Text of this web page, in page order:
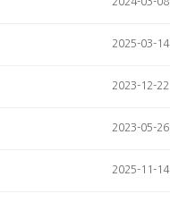
2025-03-14
2023-12-22
2023-05-26
2025-11-14